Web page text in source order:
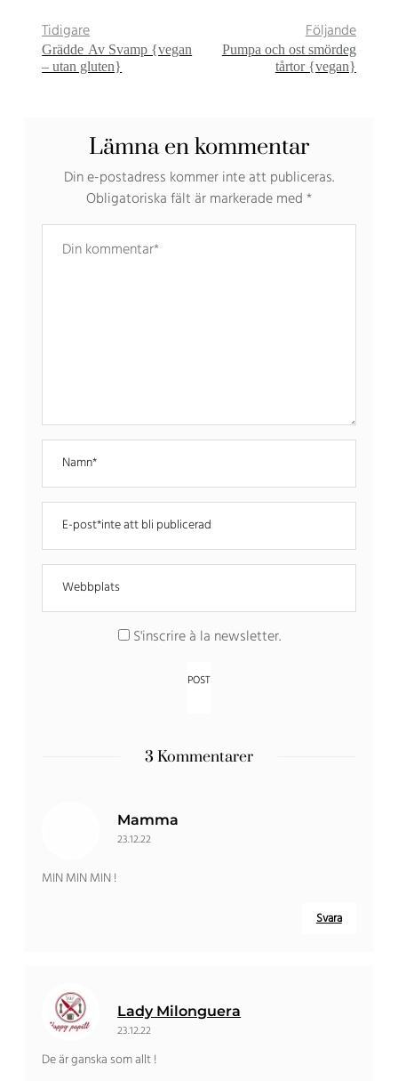
Tidigare
Grädde Av Svamp {vegan
– utan gluten}
Följande
Pumpa och ost smördeg
tårtor {vegan}
Lämna en kommentar
Din e-postadress kommer inte att publiceras.
Obligatoriska fält är markerade med*
S'inscrire à la newsletter.
3 Kommentarer
Mamma
23.12.22
MIN MIN MIN !
Svara
Lady Milonguera
23.12.22
De är ganska som allt !